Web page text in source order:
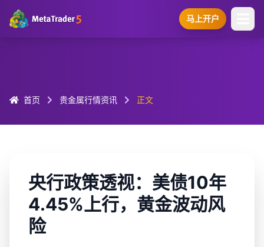
马上开户
首页 贵金属行情资讯 正文
央行政策透视：美债10年
4.45%上行，黄金波动风
险